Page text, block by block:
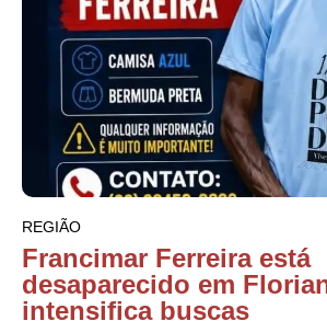
REGIÃO
Francimar Ferreira está
desaparecido em
intensifica buscas